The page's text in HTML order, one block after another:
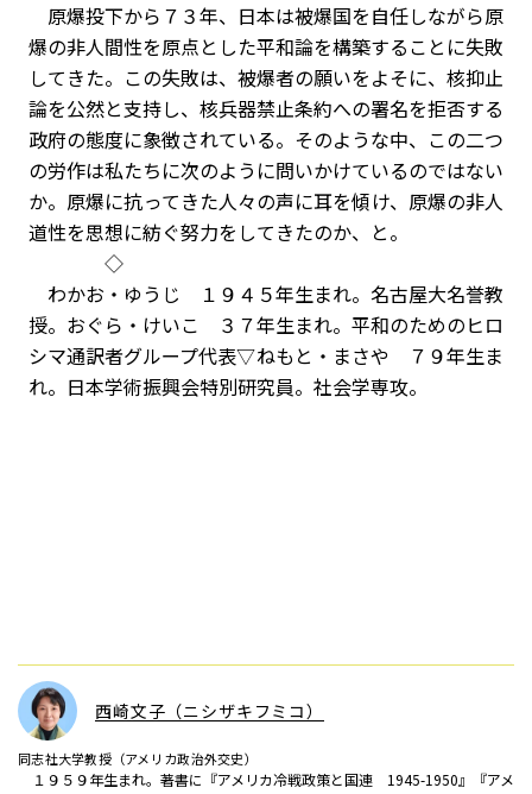
原爆投下から７３年、日本は被爆国を自任しながら原
爆の非人間性を原点とした平和論を構築することに失敗
してきた。この失敗は、被爆者の願いをよそに、核抑止
論を公然と支持し、核兵器禁止条約への署名を拒否する
政府の態度に象徴されている。そのような中、この二つ
の労作は私たちに次のように問いかけているのではない
か。原爆に抗ってきた人々の声に耳を傾け、原爆の非人
道性を思想に紡ぐ努力をしてきたのか、と。
◇
わかお・ゆうじ １９４５年生まれ。名古屋大名誉教
授。おぐら・けいこ ３７年生まれ。平和のためのヒロ
シマ通訳者グループ代表▽ねもと・まさや ７９年生ま
れ。日本学術振興会特別研究員。社会学専攻。
西崎文子（ニシザキフミコ）
同志社大学教授（アメリカ政治外交史）
１９５９年生まれ。著書に『アメリカ冷戦政策と国連 1945-1950』『アメ